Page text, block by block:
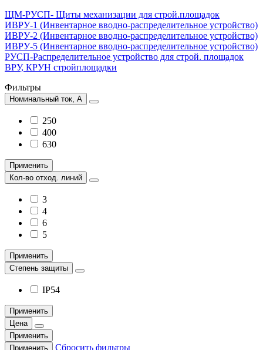
ЩМ-РУСП- Щиты механизации для строй.площадок
ИВРУ-1 (Инвентарное вводно-распределительное устройство)
ИВРУ-2 (Инвентарное вводно-распределительное устройство)
ИВРУ-5 (Инвентарное вводно-распределительное устройство)
РУСП-Распределительное устройство для строй. площадок
ВРУ, КРУН стройплощадки
Фильтры
Номинальный ток, А
250
400
630
Применить
Кол-во отход. линий
3
4
6
5
Применить
Степень защиты
IP54
Применить
Цена
Применить
Применить
Сбросить фильтры